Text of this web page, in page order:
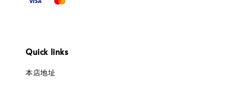
Quick links
本店地址